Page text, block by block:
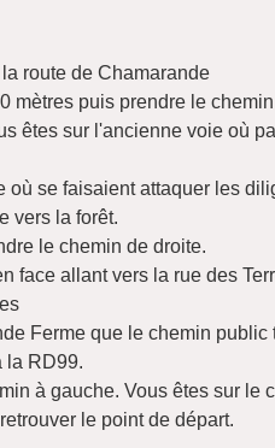
route de Chamarande
mètres puis prendre le
êtes sur l'ancienne voie où
se faisaient attaquer les
vers la forêt.
le chemin de droite.
face allant vers la rue des
Ferme que le chemin public
la RD99.
à gauche. Vous êtes sur le
le point de départ.